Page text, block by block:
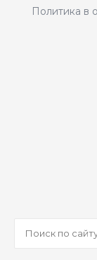
Политика в